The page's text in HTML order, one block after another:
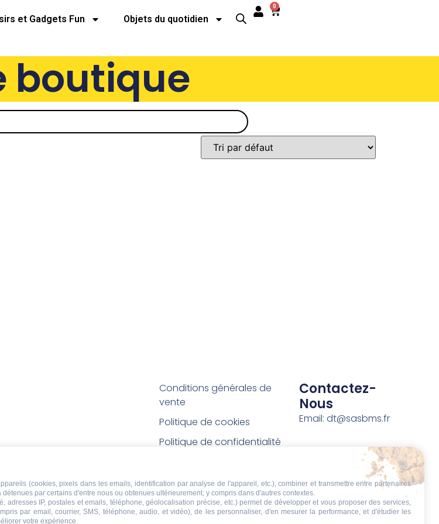
et Gadgets Fun Objets du quotidien
0
boutique
Conditions générales de
vente
Politique de cookies
Politique de confidentialité
Conditions de retour et de
remboursement
Droit de rétractation
Contactez-
Nous
Email: dt@sasbms.fr
(cookies, pixels dans les emails, identification par analyse de l'appareil, etc.), combiner et transmettre entre partenaires
par certains d'entre nous ou obtenues ultérieurement, y compris dans d'autres contextes.
IP, postales et emails, téléphone, géolocalisation précise, etc.) permet de développer et vous proposer des services,
par email, courrier, SMS, téléphone, audio, et vidéo), de les personnaliser, d'en mesurer la performance, et d'étudier les
votre expérience.